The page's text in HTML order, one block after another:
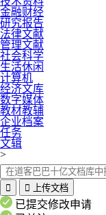
金融财经
研究报告
法律文献
管理文献
社会科学
生活休闲
计算机
经济文库
数字媒体
教材教辅
企业档案
任务
文辑
>
  上传文档
已提交修改申请